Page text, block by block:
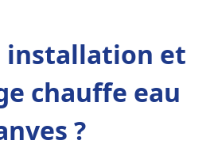
installation et
chauffe eau
?